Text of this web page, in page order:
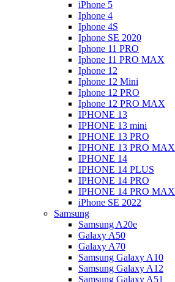
iPhone 5
Iphone 4
Iphone 4S
Iphone SE 2020
Iphone 11 PRO
Iphone 11 PRO MAX
Iphone 12
Iphone 12 Mini
Iphone 12 PRO
Iphone 12 PRO MAX
IPHONE 13
IPHONE 13 mini
IPHONE 13 PRO
IPHONE 13 PRO MAX
IPHONE 14
IPHONE 14 PLUS
IPHONE 14 PRO
IPHONE 14 PRO MAX
iPhone SE 2022
Samsung
Samsung A20e
Galaxy A50
Galaxy A70
Samsung Galaxy A10
Samsung Galaxy A12
Samsung Galaxy A51